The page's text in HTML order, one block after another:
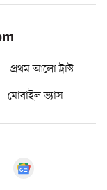
প্রথম আলো ট্রাস্ট
মোবাইল ভ্যাস